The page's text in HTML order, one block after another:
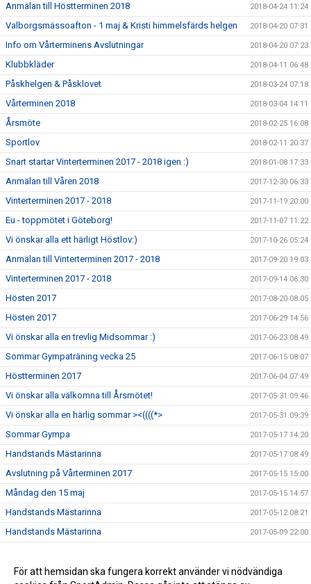
Anmälan till Höstterminen 2018 2018-04-24 11:24
Valborgsmässoafton - 1 maj & Kristi himmelsfärds helgen 2018-04-20 07:31
Info om Vårterminens Avslutningar 2018-04-20 07:23
Klubbkläder 2018-04-11 06:48
Påskhelgen & Påsklovet 2018-03-24 07:18
Vårterminen 2018 2018-03-04 14:11
Årsmöte 2018-02-25 16:08
Sportlov 2018-02-11 20:37
Snart startar Vinterterminen 2017 - 2018 igen :) 2018-01-08 17:33
Anmälan till Våren 2018 2017-12-30 06:33
Vinterterminen 2017 - 2018 2017-11-19 20:00
Eu - toppmötet i Göteborg! 2017-11-07 11:22
Vi önskar alla ett härligt Höstlov:) 2017-10-26 05:24
Anmälan till Vinterterminen 2017 - 2018 2017-09-20 19:03
Vinterterminen 2017 - 2018 2017-09-14 06:30
Hösten 2017 2017-08-20 08:05
Hösten 2017 2017-06-29 14:56
Vi önskar alla en trevlig Midsommar :) 2017-06-23 08:49
Sommar Gympaträning vecka 25 2017-06-15 08:07
Höstterminen 2017 2017-06-04 07:49
Vi önskar alla välkomna till Årsmötet! 2017-05-31 09:46
Vi önskar alla en härlig sommar ><((((*> 2017-05-31 09:39
Sommar Gympa 2017-05-17 14:20
Handstands Mästarinna 2017-05-17 08:49
Avslutning på Vårterminen 2017 2017-05-15 15:00
Måndag den 15 maj 2017-05-15 14:57
Handstands Mästarinna 2017-05-12 08:21
Handstands Mästarinna 2017-05-09 22:00
1 maj 2017-04-30 07:38
För att hemsidan ska fungera korrekt använder vi nödvändiga